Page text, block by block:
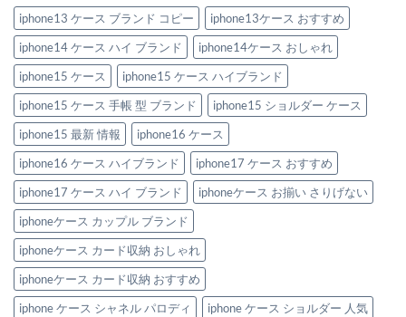
選
へ
の
集
へ
の
へ
の
の
に“盛
れ
る”大
人
の
節
約
テ
ク
へ
の
風
iPhone
ケ
ー
ス
お
す
す
め
6
選。
ペ
ア
で
持
ち
た
い
洗
練
デ
ザ
イ
ン！
へ
の
iphone13 ケース ブランド コピー
iphone13ケース おすすめ
iphone14 ケース ハイ ブランド
iphone14ケース おしゃれ
iphone15 ケース
iphone15 ケース ハイブランド
iphone15 ケース 手帳 型 ブランド
iphone15 ショルダー ケース
iphone15 最新 情報
iphone16 ケース
iphone16 ケース ハイブランド
iphone17 ケース おすすめ
iphone17 ケース ハイ ブランド
iphoneケース お揃い さりげない
iphoneケース カップル ブランド
iphoneケース カード収納 おしゃれ
iphoneケース カード収納 おすすめ
iphone ケース シャネル パロディ
iphone ケース ショルダー 人気